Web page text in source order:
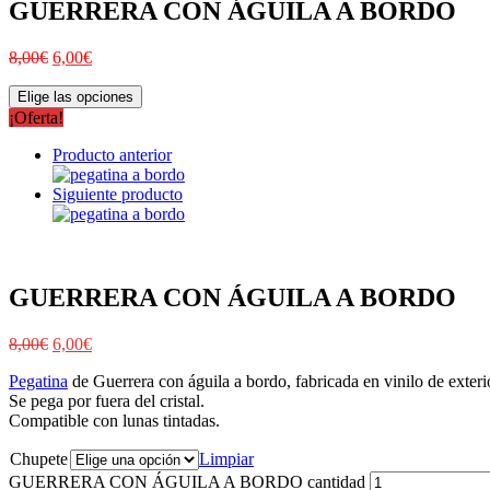
GUERRERA CON ÁGUILA A BORDO
8,00€ 6,00€
Elige las opciones
¡Oferta!
Producto anterior
Siguiente producto
GUERRERA CON ÁGUILA A BORDO
8,00€ 6,00€
Pegatina de Guerrera con águila a bordo, fabricada en vinilo de
Se pega por fuera del cristal.
Compatible con lunas tintadas.
Chupete
Limpiar
GUERRERA CON ÁGUILA A BORDO cantidad